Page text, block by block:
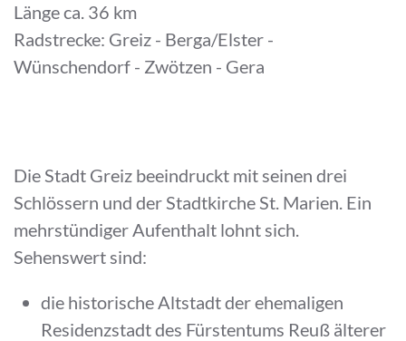
Länge ca. 36 km
Radstrecke: Greiz - Berga/Elster -
Wünschendorf - Zwötzen - Gera
Die Stadt Greiz beeindruckt mit seinen drei
Schlössern und der Stadtkirche St. Marien. Ein
mehrstündiger Aufenthalt lohnt sich.
Sehenswert sind:
die historische Altstadt der ehemaligen
Residenzstadt des Fürstentums Reuß älterer